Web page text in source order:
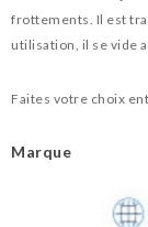
frottements. Il est
utilisation, il se vide
Faites votre choix
Marque